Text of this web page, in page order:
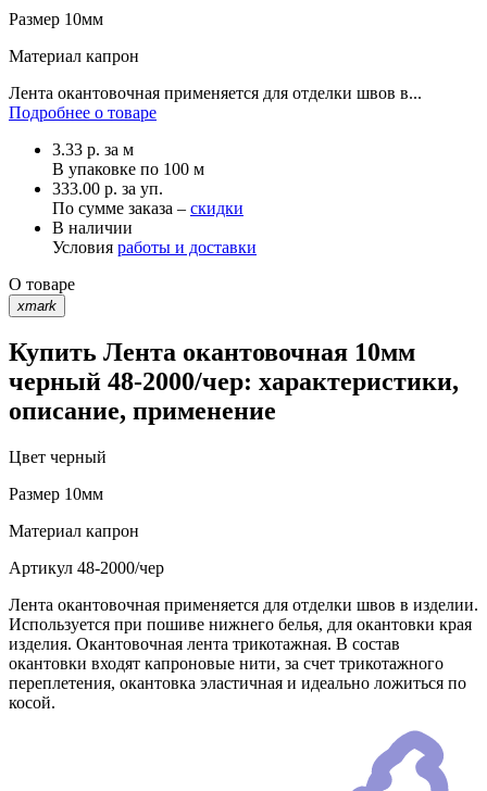
Размер 10мм
Материал капрон
Лента окантовочная применяется для отделки швов в...
Подробнее о товаре
3.33 р. за м
В упаковке по 100 м
333.00 р. за уп.
По сумме заказа – скидки
В наличии
Условия работы и доставки
О товаре
xmark
Купить Лента окантовочная 10мм
черный 48-2000/чер: характеристики,
описание, применение
Цвет черный
Размер 10мм
Материал капрон
Артикул 48-2000/чер
Лента окантовочная применяется для отделки швов в изделии.
Используется при пошиве нижнего белья, для окантовки края
изделия. Окантовочная лента трикотажная. В состав
окантовки входят капроновые нити, за счет трикотажного
переплетения, окантовка эластичная и идеально ложиться по
косой.